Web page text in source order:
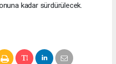
kadar sürdürülecek.